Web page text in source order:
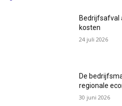
Bedrijfsafval
kosten
24 juli 2026
De
regionale
30 juni 2026